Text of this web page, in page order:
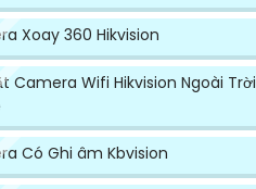
Xoay 360 Hikvision
Camera Wifi Hikvision Ngoài Trời
Có Ghi âm Kbvision